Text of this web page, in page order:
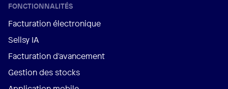
FONCTIONNALITÉS
Facturation électronique
Sellsy IA
Facturation d'avancement
Gestion des stocks